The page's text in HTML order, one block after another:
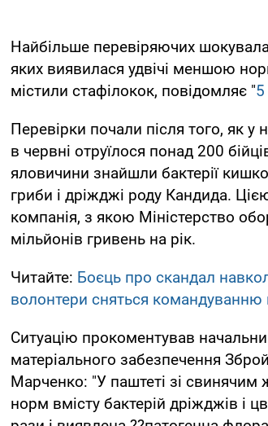
Найбільше перевіряючих шокувала
яких виявилася удвічі меншою
містили стафілокок, повідомляє "
Перевірки почали після того, як у
в червні отруїлося понад 200
яловичини знайшли бактерії
гриби і дріжджі роду Кандида.
компанія, з якою Міністерство
мільйонів гривень на рік.
Читайте: Боєць про скандал
волонтери сняться
Ситуацію прокоментував
матеріального забезпечення
Марченко: "У паштеті зі
норм вмісту бактерій дріжджів і